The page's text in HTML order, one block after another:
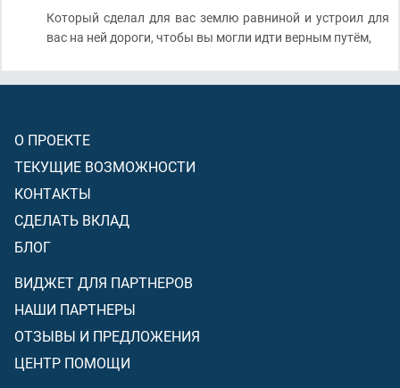
Который сделал для вас землю равниной и устроил для
вас на ней дороги, чтобы вы могли идти верным путём,
О ПРОЕКТЕ
ТЕКУЩИЕ ВОЗМОЖНОСТИ
КОНТАКТЫ
СДЕЛАТЬ ВКЛАД
БЛОГ
ВИДЖЕТ ДЛЯ ПАРТНЕРОВ
НАШИ ПАРТНЕРЫ
ОТЗЫВЫ И ПРЕДЛОЖЕНИЯ
ЦЕНТР ПОМОЩИ